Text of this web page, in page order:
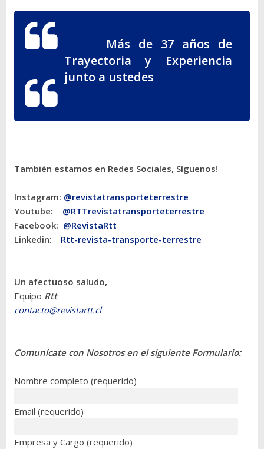
Más de 37 años de
Trayectoria y Experiencia
junto a ustedes
También estamos en Redes Sociales, Síguenos!
Instagram: @revistatransporteterrestre
Youtube: @RTTrevistatransporteterrestre
Facebook: @RevistaRtt
Linkedin: Rtt-revista-transporte-terrestre
Un afectuoso saludo,
Equipo Rtt
contacto@revistartt.cl
Comunícate con Nosotros en el siguiente Formulario:
Nombre completo (requerido)
Email (requerido)
Empresa y Cargo (requerido)